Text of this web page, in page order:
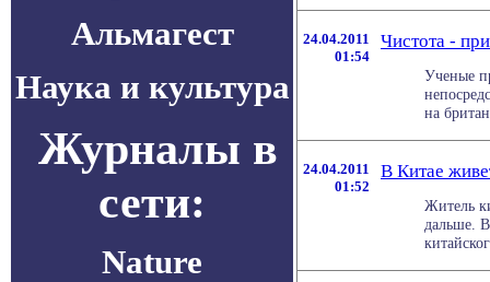
Альмагест
Наука и культура
Журналы в
сети:
Nature
24.04.2011
01:54
Чистота -
Ученые
на
24.04.2011
01:52
В Китае
Житель
дальше.